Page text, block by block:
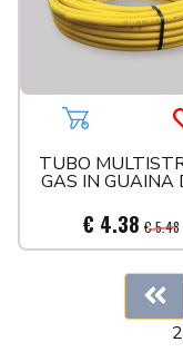
Aggiungi al
TUBO
GAS IN GUAINA
€ 4.38 € 5.48